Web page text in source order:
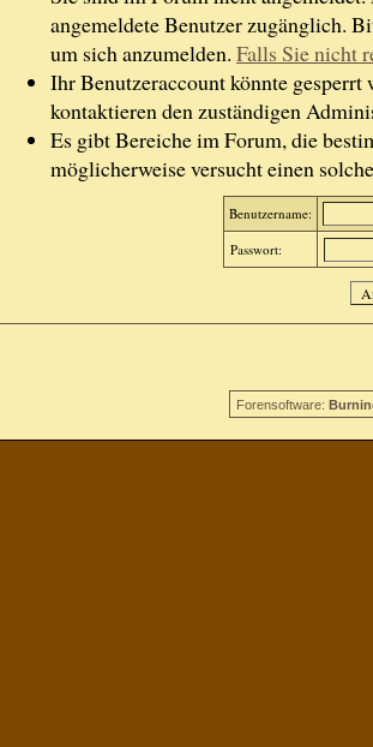
angemeldete Benutzer zugänglich.
um sich anzumelden. Falls Sie nicht
Ihr Benutzeraccount könnte gesperrt
kontaktieren den zuständigen
Es gibt Bereiche im Forum, die
möglicherweise versucht einen
Benutzername:
Passwort:
Forensoftware: